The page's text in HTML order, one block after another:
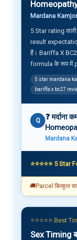
Mardana
5 Star rating
result
हैं। Bariffa X
formula के रूप में
5 star mardana
bariffa x bc27
Q
❓ मर्दाना
Mardana
⭐⭐⭐⭐⭐ 5
🚚Parcel बिल्कुल
⭐⭐⭐⭐⭐ Best
Sex Timing